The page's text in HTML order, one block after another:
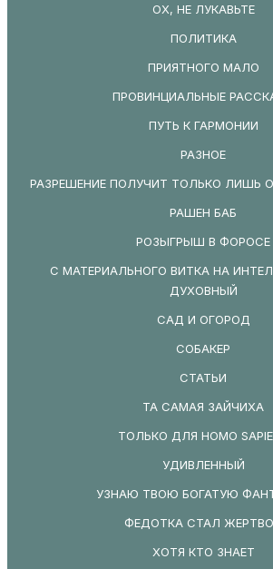
ОХ, НЕ ЛУКАВЬТЕ
ПОЛИТИКА
ПРИЯТНОГО МАЛО
ПРОВИНЦИАЛЬНЫЕ
ПУТЬ К ГАРМОНИИ
РАЗНОЕ
РАЗРЕШЕНИЕ ПОЛУЧИТ ТОЛЬКО ЛИШЬ
РАШЕН БАБ
РОЗЫГРЫШ В ФОРОСЕ
С МАТЕРИАЛЬНОГО ВИТКА НА
ДУХОВНЫЙ
САД И ОГОРОД
СОБАКЕР
СТАТЬИ
ТА САМАЯ ЗАЙЧИХА
ТОЛЬКО ДЛЯ HOMO
УДИВЛЕННЫЙ
УЗНАЮ ТВОЮ БОГАТУЮ
ФЕДОТКА СТАЛ
ХОТЯ КТО ЗНАЕТ